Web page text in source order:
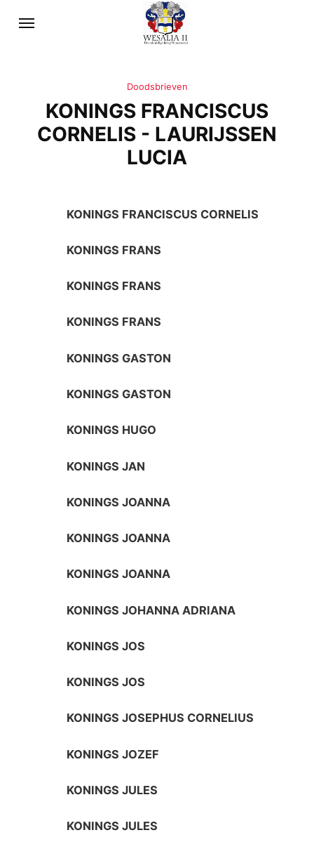
Doodsbrieven
KONINGS FRANCISCUS
CORNELIS - LAURIJSSEN
LUCIA
KONINGS FRANCISCUS CORNELIS
KONINGS FRANS
KONINGS FRANS
KONINGS FRANS
KONINGS GASTON
KONINGS GASTON
KONINGS HUGO
KONINGS JAN
KONINGS JOANNA
KONINGS JOANNA
KONINGS JOANNA
KONINGS JOHANNA ADRIANA
KONINGS JOS
KONINGS JOS
KONINGS JOSEPHUS CORNELIUS
KONINGS JOZEF
KONINGS JULES
KONINGS JULES